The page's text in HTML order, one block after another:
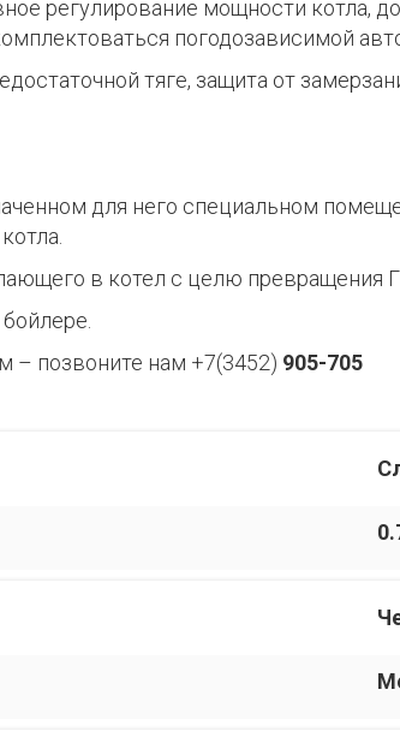
регулирование мощности котла,
погодозависимой
тяге, защита от
для него специальном
в котел с целю превращения
– позвоните нам +7(3452) 905-705